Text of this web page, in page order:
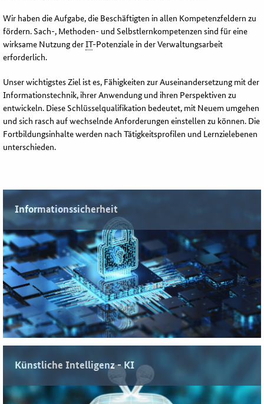
Wir haben die Aufgabe, die Beschäftigten in allen Kompetenzfeldern zu
fördern. Sach-, Methoden- und Selbstlernkompetenzen sind für eine
wirksame Nutzung derIT-Potenziale in der Verwaltungsarbeit
erforderlich.
Unser wichtigstes Ziel ist es, Fähigkeiten zur Auseinandersetzung mit der
Informationstechnik, ihrer Anwendung und ihren Perspektiven zu
entwickeln. Diese Schlüsselqualifikation bedeutet, mit Neuem umgehen
und sich rasch auf wechselnde Anforderungen einstellen zu können. Die
Fortbildungsinhalte werden nach Tätigkeitsprofilen und Lernzielebenen
unterschieden.
Informationssicherheit
Seminare, Webinare, Lernpfad und vieles mehr...
Künstliche Intelligenz - KI
Kompetenzaufbau zum Einsatz von Künstlicher Intelligenz in